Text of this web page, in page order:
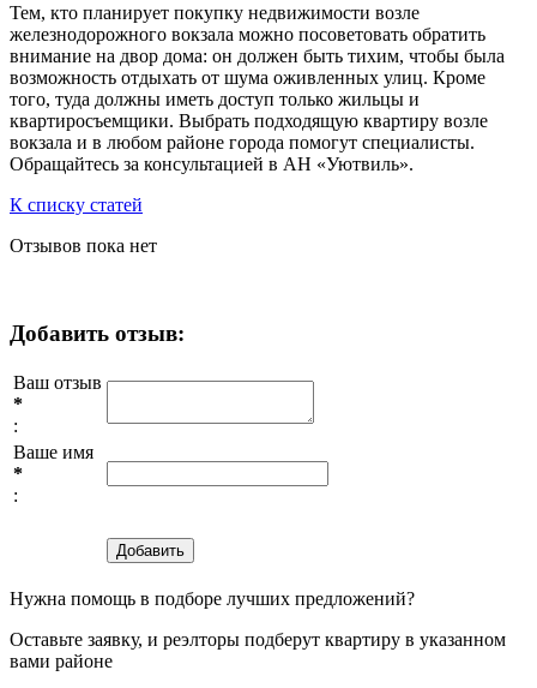
Тем, кто планирует покупку недвижимости возле
железнодорожного вокзала можно посоветовать обратить
внимание на двор дома: он должен быть тихим, чтобы была
возможность отдыхать от шума оживленных улиц. Кроме
того, туда должны иметь доступ только жильцы и
квартиросъемщики. Выбрать подходящую квартиру возле
вокзала и в любом районе города помогут специалисты.
Обращайтесь за консультацией в АН «Уютвиль».
К списку статей
Отзывов пока нет
Добавить отзыв:
Ваш отзыв
*
:
Ваше имя
*
:
Нужна помощь в подборе лучших предложений?
Оставьте заявку, и реэлторы подберут квартиру в указанном
вами районе